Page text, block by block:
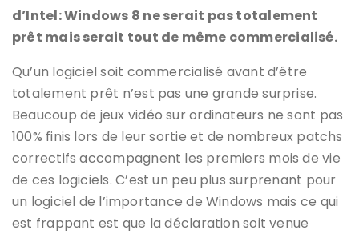
d’Intel: Windows 8 ne serait pas totalement
prêt mais serait tout de même commercialisé.
Qu’un logiciel soit commercialisé avant d’être
totalement prêt n’est pas une grande surprise.
Beaucoup de jeux vidéo sur ordinateurs ne sont pas
100% finis lors de leur sortie et de nombreux patchs
correctifs accompagnent les premiers mois de vie
de ces logiciels. C’est un peu plus surprenant pour
un logiciel de l’importance de Windows mais ce qui
est frappant est que la déclaration soit venue